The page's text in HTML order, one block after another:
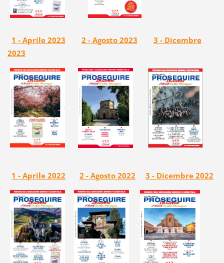
1 - Aprile 2023 2 - Agosto 2023
3 - Dicembre
2023
1 - Aprile 2022 2 - Agosto 2022 3 - Dicembre 2022